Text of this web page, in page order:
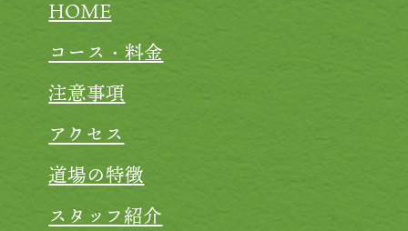
HOME
コース・料金
注意事項
アクセス
道場の特徴
スタッフ紹介